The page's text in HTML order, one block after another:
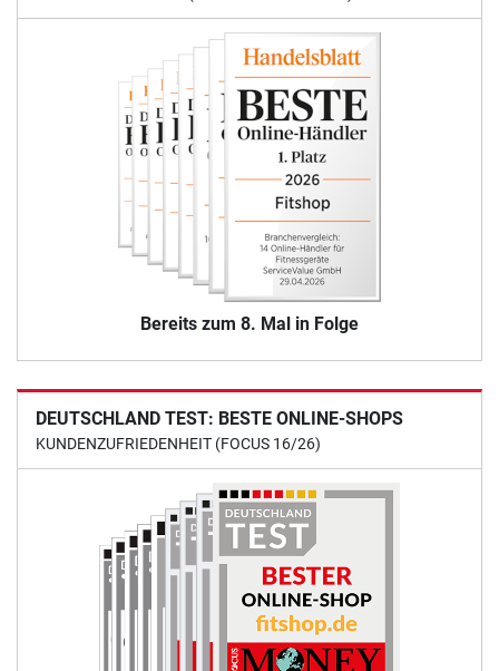
Bereits zum 8. Mal in Folge
DEUTSCHLAND TEST: BESTE ONLINE-SHOPS
KUNDENZUFRIEDENHEIT (FOCUS 16/26)